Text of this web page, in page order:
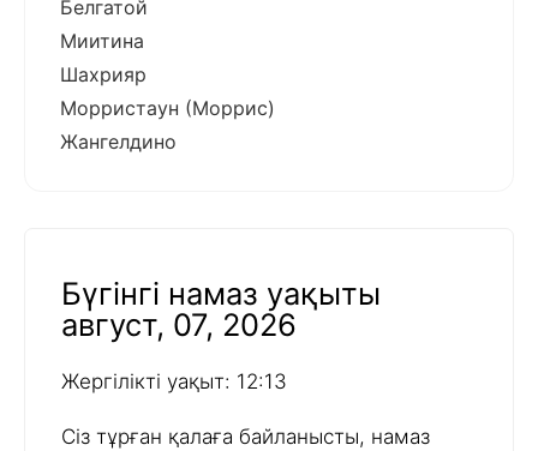
Белгатой
Миитина
Шахрияр
Морристаун (Моррис)
Жангелдино
Бүгінгі намаз уақыты
август, 07, 2026
Жергілікті уақыт: 12:13
Сіз тұрған қалаға байланысты, намаз